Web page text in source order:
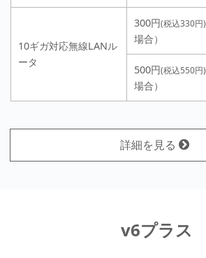
10ギガ対応無線LANル
ータ
300円(税込330円)
場合）
500円(税込550円)
場合）
詳細を見る
v6プラス